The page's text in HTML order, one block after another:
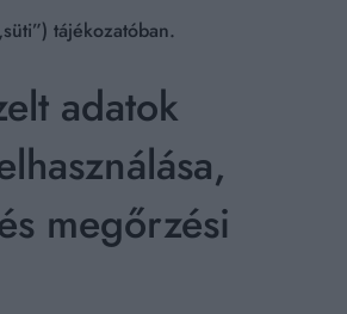
tájékozatóban.
adatok
megőrzési